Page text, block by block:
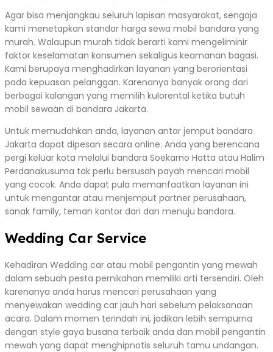
Agar bisa menjangkau seluruh lapisan masyarakat, sengaja
kami menetapkan standar harga sewa mobil bandara yang
murah. Walaupun murah tidak berarti kami mengeliminir
faktor keselamatan konsumen sekaligus keamanan bagasi.
Kami berupaya menghadirkan layanan yang berorientasi
pada kepuasan pelanggan. Karenanya banyak orang dari
berbagai kalangan yang memilih kulorental ketika butuh
mobil sewaan di bandara Jakarta.
Untuk memudahkan anda, layanan antar jemput bandara
Jakarta dapat dipesan secara online. Anda yang berencana
pergi keluar kota melalui bandara Soekarno Hatta atau Halim
Perdanakusuma tak perlu bersusah payah mencari mobil
yang cocok. Anda dapat pula memanfaatkan layanan ini
untuk mengantar atau menjemput partner perusahaan,
sanak family, teman kantor dari dan menuju bandara.
Wedding Car Service
Kehadiran Wedding car atau mobil pengantin yang mewah
dalam sebuah pesta pernikahan memiliki arti tersendiri. Oleh
karenanya anda harus mencari perusahaan yang
menyewakan wedding car jauh hari sebelum pelaksanaan
acara. Dalam momen terindah ini, jadikan lebih sempurna
dengan style gaya busana terbaik anda dan mobil pengantin
mewah yang dapat menghipnotis seluruh tamu undangan.